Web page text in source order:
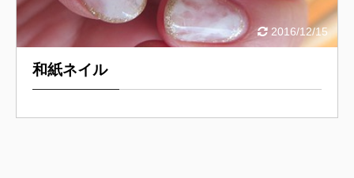
2016/12/15
和紙ネイル